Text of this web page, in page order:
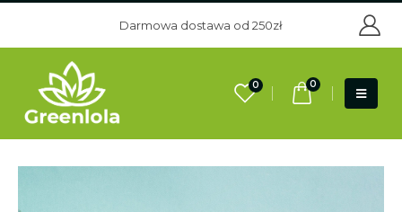
Darmowa dostawa od 250zł
0 0